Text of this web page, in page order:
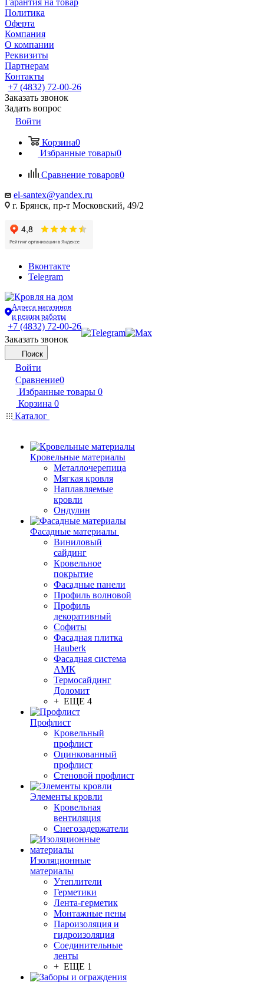
Гарантия на товар
Политика
Оферта
Компания
О компании
Реквизиты
Партнерам
Контакты
+7 (4832) 72-00-26
Заказать звонок
Задать вопрос
Войти
Корзина0
Избранные товары0
Сравнение товаров0
el-santex@yandex.ru
г. Брянск, пр-т Московский, 49/2
Вконтакте
Telegram
Адреса магазинов
и режим работы
+7 (4832) 72-00-26
Заказать звонок
Поиск
Войти
Сравнение0
Избранные товары 0
Корзина 0
Каталог
Кровельные материалы
Металлочерепица
Мягкая кровля
Наплавляемые
кровли
Ондулин
Фасадные материалы
Виниловый
сайдинг
Кровельное
покрытие
Фасадные панели
Профиль волновой
Профиль
декоративный
Софиты
Фасадная плитка
Hauberk
Фасадная система
АМК
Термосайдинг
Доломит
+ ЕЩЕ 4
Профлист
Кровельный
профлист
Оцинкованный
профлист
Стеновой профлист
Элементы кровли
Кровельная
вентиляция
Снегозадержатели
Изоляционные
материалы
Утеплители
Герметики
Лента-герметик
Монтажные пены
Пароизоляция и
гидроизоляция
Соединительные
ленты
+ ЕЩЕ 1